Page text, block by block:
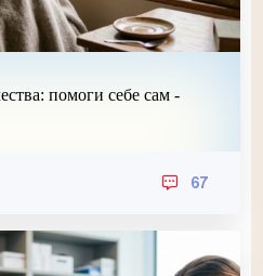
помоги себе сам -
67